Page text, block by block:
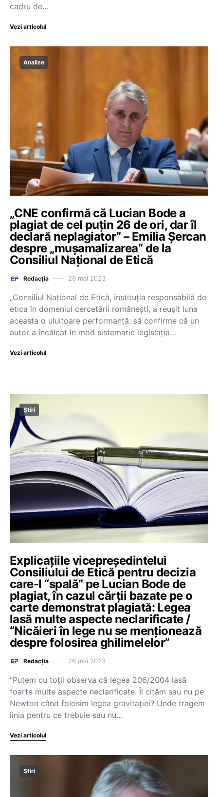
cadru de…
Vezi articolul
Analize
„CNE confirmă că Lucian Bode a
plagiat de cel puțin 26 de ori, dar îl
declară neplagiator” – Emilia Șercan
despre „mușamalizarea” de la
Consiliul Național de Etică
Redacția 29 mai 2023
„Consiliul Național de Etică, instituția responsabilă de
etica în domeniul cercetării românești, a reușit luna
aceasta o uluitoare performanță: să confirme că un
autor a încălcat în mod sistematic legislația…
Vezi articolul
Știri
Explicațiile vicepreședintelui
Consiliului de Etică pentru decizia
care-l “spală” pe Lucian Bode de
plagiat, în cazul cărții bazate pe o
carte demonstrat plagiată: Legea
lasă multe aspecte neclarificate /
“Nicăieri în lege nu se menționează
despre folosirea ghilimelelor”
Redacția 26 mai 2023
“Putem cu toții observa că legea 206/2004 lasă
foarte multe aspecte neclarificate. Îl cităm sau nu pe
Newton când folosim legea gravitației? Unde tragem
linia pentru ce trebuie sau nu…
Vezi articolul
Știri